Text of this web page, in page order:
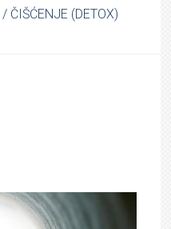
/ ČIŠĆENJE (DETOX)